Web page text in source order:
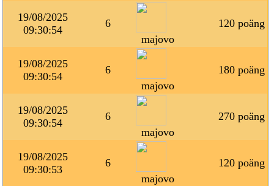
19/08/2025
09:30:54
6
majovo
120 poäng
19/08/2025
09:30:54
6
majovo
180 poäng
19/08/2025
09:30:54
6
majovo
270 poäng
19/08/2025
09:30:53
6
majovo
120 poäng